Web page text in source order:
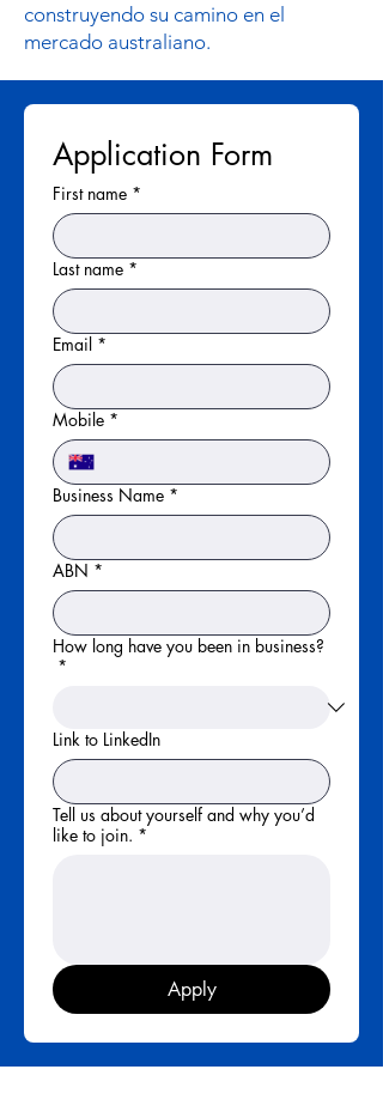
construyendo su camino en el
mercado australiano.
Application Form
First name *
Last name *
Email *
Mobile *
Business Name *
ABN *
How long have you been in business?
*
Link to LinkedIn
Tell us about yourself and why you’d
like to join. *
Apply